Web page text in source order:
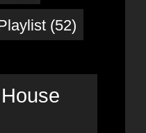
(52)